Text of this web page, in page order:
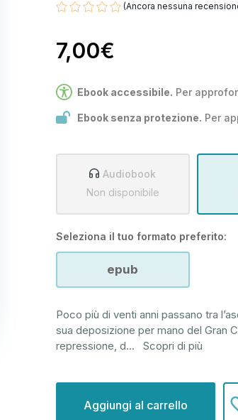
(Ancora nessuna
7,00€
Ebook senza protezione. Per
Ebook accessibile. Per
Audiobook
Non disponibile
Seleziona il tuo formato preferito:
epub
Poco più di venti anni passano tra
sua deposizione per mano del Gran
repressione, d... Scopri di più
attuale: